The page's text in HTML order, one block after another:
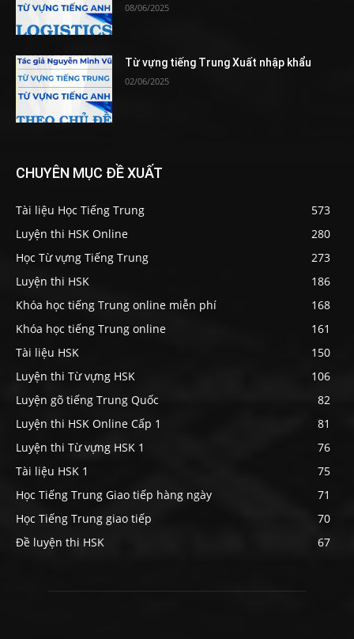
08/06/2025
Từ vựng tiếng Trung Xuất nhập khẩu
02/06/2025
CHUYÊN MỤC ĐỀ XUẤT
Tài liệu Học Tiếng Trung
573
Luyện thi HSK Online
280
Học Từ vựng Tiếng Trung
273
Luyện thi HSK
186
Khóa học tiếng Trung online miễn phí
168
Khóa học tiếng Trung online
161
Tài liệu HSK
150
Luyện thi Từ vựng HSK
106
Luyện gõ tiếng Trung Quốc
82
Luyện thi HSK Online Cấp 1
81
Luyện thi Từ vựng HSK 1
76
Tài liệu HSK 1
75
Học Tiếng Trung Giao tiếp hàng ngày
71
Học Tiếng Trung giao tiếp
70
Đề luyện thi HSK
67